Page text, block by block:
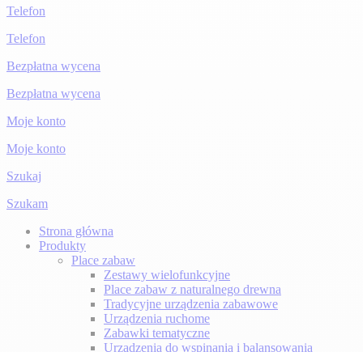
Telefon
Telefon
Bezpłatna wycena
Bezpłatna wycena
Moje konto
Moje konto
Szukaj
Szukam
Strona główna
Produkty
Place zabaw
Zestawy wielofunkcyjne
Place zabaw z naturalnego drewna
Tradycyjne urządzenia zabawowe
Urządzenia ruchome
Zabawki tematyczne
Urządzenia do wspinania i balansowania